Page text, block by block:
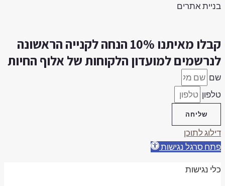
אתרים
קבלו מאיתנו 10% הנחה לקנייה הראשונה
למועדון הלקוחות של אלוף החיות
שליחה
לתוכן
סרגל נגישות
נגישות